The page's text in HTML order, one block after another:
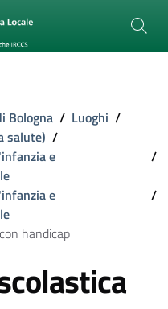
Bologna / Luoghi /
salute) /
e
/
e
/
handicap